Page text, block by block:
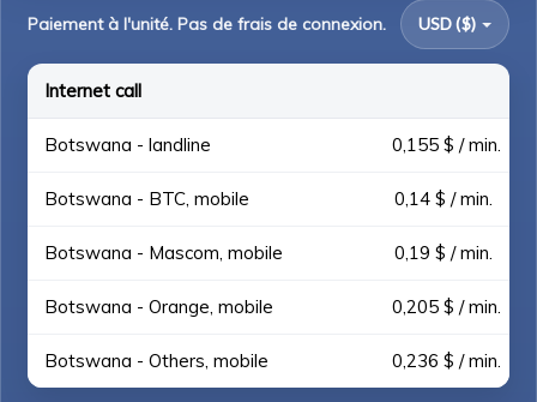
Paiement à l'unité. Pas de frais de connexion. USD ($)
Internet call
Botswana - landline 0,155 $ / min.
Botswana - BTC, mobile 0,14 $ / min.
Botswana - Mascom, mobile 0,19 $ / min.
Botswana - Orange, mobile 0,205 $ / min.
Botswana - Others, mobile 0,236 $ / min.